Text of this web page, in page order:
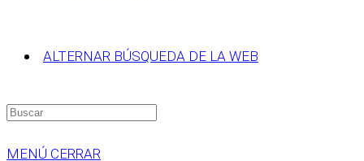
ALTERNAR BÚSQUEDA DE LA WEB
MENÚ CERRAR